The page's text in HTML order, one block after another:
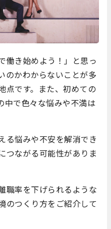
働き始めよう！」と思っ
のかわからないことが多
点です。また、初めての
中で色々な悩みや不満は
る悩みや不安を解消でき
つながる可能性がありま
職率を下げられるような
のつくり方をご紹介して